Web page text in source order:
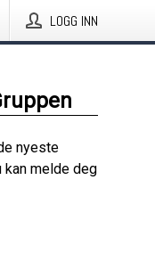
LOGG INN
nyeste
kan melde deg